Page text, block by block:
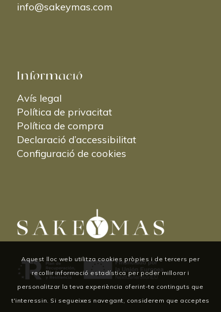
info@sakeymas.com
Informació
Avís legal
Política de privacitat
Política de compra
Declaració d’accessibilitat
Configuració de cookies
Aquest lloc web utilitza cookies pròpies i de tercers per
recollir informació estadística per poder millorar i
personalitzar la teva experiència oferint-te continguts que
t'interessin. Si segueixes navegant, considerem que acceptes